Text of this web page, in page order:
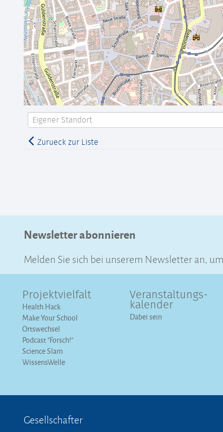
Zurueck zur Liste
Newsletter abonnieren
Melden Sie sich bei unserem Newsletter an,
Projektvielfalt
Health Hack
Make Your School
Ortswechsel
Podcast "Forsch!"
Science Slam
WissensWelle
Veranstaltungs­
kalender
Dabei sein
Gesellschafter